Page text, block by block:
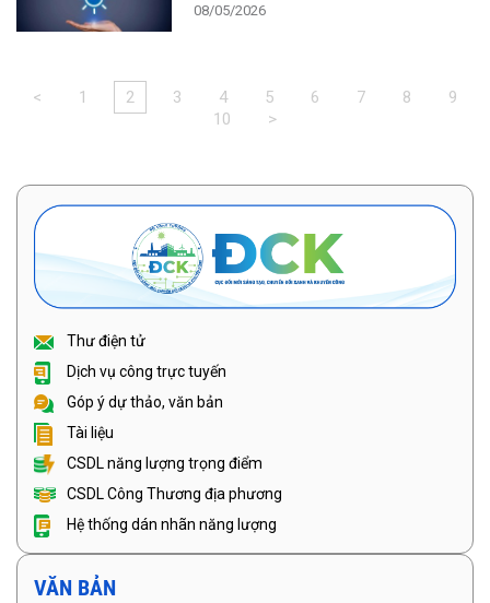
08/05/2026
< 1 2 3 4 5 6 7 8
9
10
>
Thư điện tử
Dịch vụ công trực tuyến
Góp ý dự thảo, văn bản
Tài liệu
CSDL năng lượng trọng điểm
CSDL Công Thương địa phương
Hệ thống dán nhãn năng lượng
VĂN BẢN